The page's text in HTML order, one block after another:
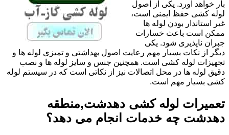
بار خواهد آورد. یکی از اصول
لوله کشی حفظ ایمنی است،
غیر استاندار بودن لوله ها
ممکن است باعث خسارات
جبران ناپذیری شود. یکی
دیگر از نکات بسیار مهم رعایت اصول بهداشتی و تمیزی لوله ها و
تجهیزات لوله کشی است. همچنین جنس و سایز لوله ها و نصب
دقیق لوله ها در محل اتصالات نیز از نکاتی است که در سیستم لوله
کشی بسیار مهم است.
تعمیرات لوله کشی دهدشت,منطقه
دهدشت چه خدمات انجام می دهد؟